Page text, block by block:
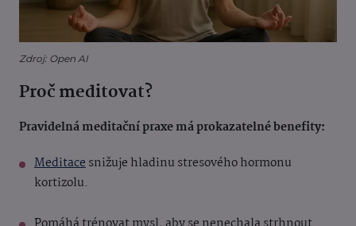
Zdroj: Open AI
Proč meditovat?
Pravidelná meditační praxe má prokazatelné benefity:
Meditacesnižuje hladinu stresového hormonu
kortizolu.